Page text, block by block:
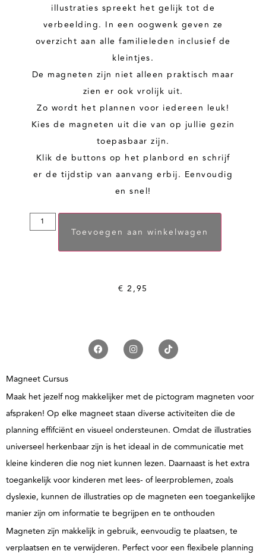
illustraties spreekt het gelijk tot de
verbeelding. In een oogwenk geven ze
overzicht aan alle familieleden inclusief de
kleintjes.
De magneten zijn niet alleen praktisch maar
zien er ook vrolijk uit.
Zo wordt het plannen voor iedereen leuk!
Kies de magneten uit die van op jullie gezin
toepasbaar zijn.
Klik de buttons op het planbord en schrijf
er de tijdstip van aanvang erbij. Eenvoudig
en snel!
Toevoegen aan winkelwagen
€ 2,95
Magneet Cursus
Maak het jezelf nog makkelijker met de pictogram magneten voor
afspraken! Op elke magneet staan diverse activiteiten die de
planning effifciënt en visueel ondersteunen. Omdat de illustraties
universeel herkenbaar zijn is het ideaal in de communicatie met
kleine kinderen die nog niet kunnen lezen. Daarnaast is het extra
toegankelijk voor kinderen met lees- of leerproblemen, zoals
dyslexie, kunnen de illustraties op de magneten een toegankelijke
manier zijn om informatie te begrijpen en te onthouden
Magneten zijn makkelijk in gebruik, eenvoudig te plaatsen, te
verplaatsen en te verwijderen. Perfect voor een flexibele planning